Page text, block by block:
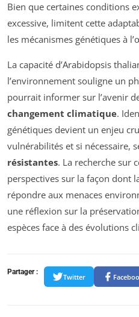
Bien que certaines conditions
excessive, limitent cette
les mécanismes génétiques à
La capacité d’Arabidopsis
l’environnement souligne un
pourrait informer sur l’avenir
changement climatique.
génétiques devient un enjeu
vulnérabilités et si nécessaire,
résistantes. La recherche sur
perspectives sur la façon dont
répondre aux menaces
une réflexion sur la
espèces face à des évolutions
Partager :
Twitter